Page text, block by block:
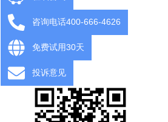
视频教程
下载
咨询电话400-666-4626
免费试用30天
投诉意见